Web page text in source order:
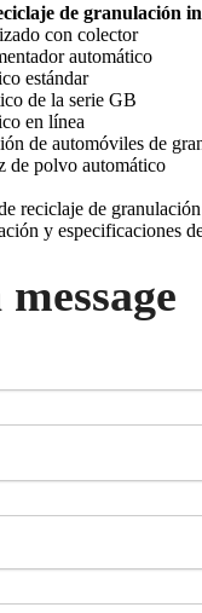
de granulación
con colector
automático
estándar
de la serie GB
en línea
de automóviles de
de polvo automático
reciclaje de granulación
y especificaciones